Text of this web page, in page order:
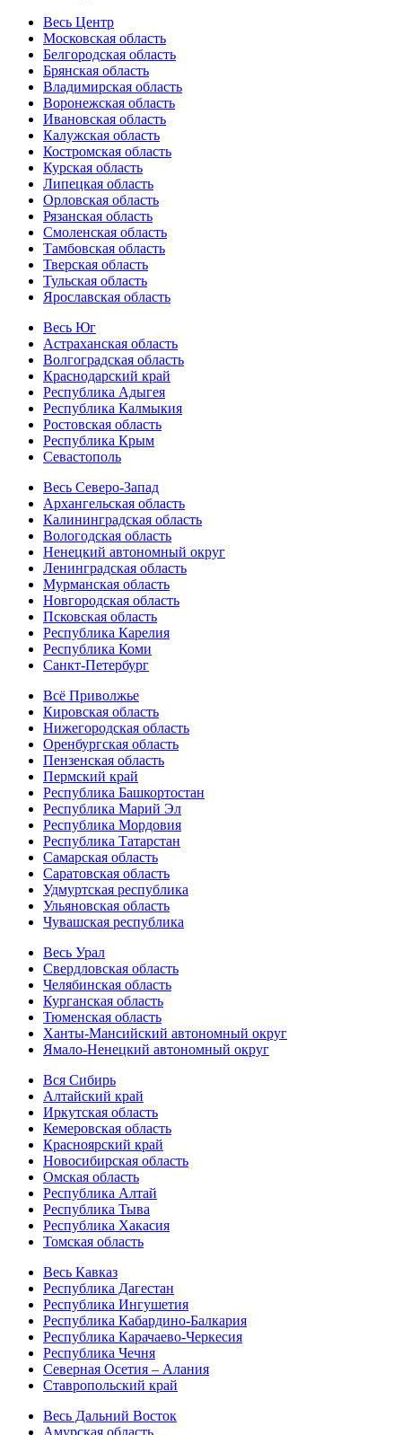
Весь Центр
Московская область
Белгородская область
Брянская область
Владимирская область
Воронежская область
Ивановская область
Калужская область
Костромская область
Курская область
Липецкая область
Орловская область
Рязанская область
Смоленская область
Тамбовская область
Тверская область
Тульская область
Ярославская область
Весь Юг
Астраханская область
Волгоградская область
Краснодарский край
Республика Адыгея
Республика Калмыкия
Ростовская область
Республика Крым
Севастополь
Весь Северо-Запад
Архангельская область
Калининградская область
Вологодская область
Ненецкий автономный округ
Ленинградская область
Мурманская область
Новгородская область
Псковская область
Республика Карелия
Республика Коми
Санкт-Петербург
Всё Приволжье
Кировская область
Нижегородская область
Оренбургская область
Пензенская область
Пермский край
Республика Башкортостан
Республика Марий Эл
Республика Мордовия
Республика Татарстан
Самарская область
Саратовская область
Удмуртская республика
Ульяновская область
Чувашская республика
Весь Урал
Свердловская область
Челябинская область
Курганская область
Тюменская область
Ханты-Мансийский автономный округ
Ямало-Ненецкий автономный округ
Вся Сибирь
Алтайский край
Иркутская область
Кемеровская область
Красноярский край
Новосибирская область
Омская область
Республика Алтай
Республика Тыва
Республика Хакасия
Томская область
Весь Кавказ
Республика Дагестан
Республика Ингушетия
Республика Кабардино-Балкария
Республика Карачаево-Черкесия
Республика Чечня
Северная Осетия – Алания
Ставропольский край
Весь Дальний Восток
Амурская область